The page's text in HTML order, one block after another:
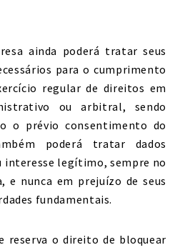
ainda poderá tratar seus
para o cumprimento
regular de direitos em
ou arbitral, sendo
o prévio consentimento do
poderá tratar dados
interesse legítimo, sempre no
e nunca em prejuízo de seus
fundamentais.
reserva o direito de bloquear